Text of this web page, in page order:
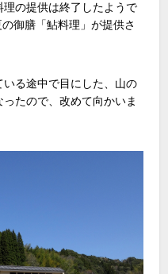
理の提供は終了したようで
御膳「鮎料理」が提供さ
る途中で目にした、山の
たので、改めて向かいま